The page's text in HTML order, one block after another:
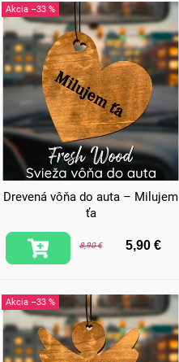
–33 %
Drevená vôňa do auta – Milujem
ťa
8,90 € 5,90 €
–33 %